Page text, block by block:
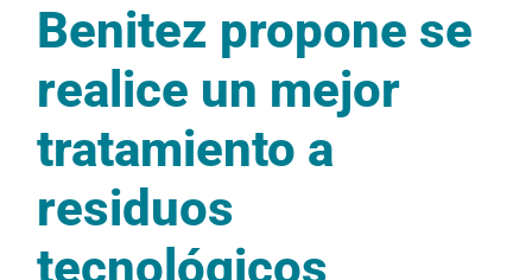
Benitez propone se
realice un mejor
tratamiento a
residuos
tecnológicos